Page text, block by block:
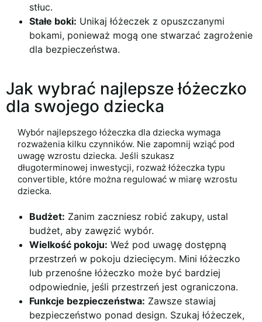
stłuc.
Stałe boki: Unikaj łóżeczek z opuszczanymi
bokami, ponieważ mogą one stwarzać zagrożenie
dla bezpieczeństwa.
Jak wybrać najlepsze łóżeczko
dla swojego dziecka
Wybór najlepszego łóżeczka dla dziecka wymaga
rozważenia kilku czynników. Nie zapomnij wziąć pod
uwagę wzrostu dziecka. Jeśli szukasz
długoterminowej inwestycji, rozważ łóżeczka typu
convertible, które można regulować w miarę wzrostu
dziecka.
Budżet: Zanim zaczniesz robić zakupy, ustal
budżet, aby zawęzić wybór.
Wielkość pokoju: Weź pod uwagę dostępną
przestrzeń w pokoju dziecięcym. Mini łóżeczko
lub przenośne łóżeczko może być bardziej
odpowiednie, jeśli przestrzeń jest ograniczona.
Funkcje bezpieczeństwa: Zawsze stawiaj
bezpieczeństwo ponad design. Szukaj łóżeczek,